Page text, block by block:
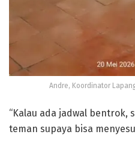
Andre, Koordinator
“Kalau ada jadwal bentrok,
teman supaya bisa